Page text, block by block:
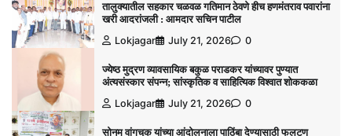
तालुक्यातील सहकार चळवळ गतिमान ठेवणे हीच हणमंतराव पवारांना
खरी आदरांजली : आमदार सचिन पाटील
Lokjagar
July 21, 2026 0
ज्येष्ठ मुद्रण व्यावसायिक बकुळ पराडकर यांच्यावर पुण्यात
अंत्यसंस्कार संपन्न; सांस्कृतिक व साहित्यिक विश्‍वात शोककळा
Lokjagar
July 21, 2026 0
सोनम वांगचुक यांच्या आंदोलनाला पाठिंबा देण्यासाठी फलटण